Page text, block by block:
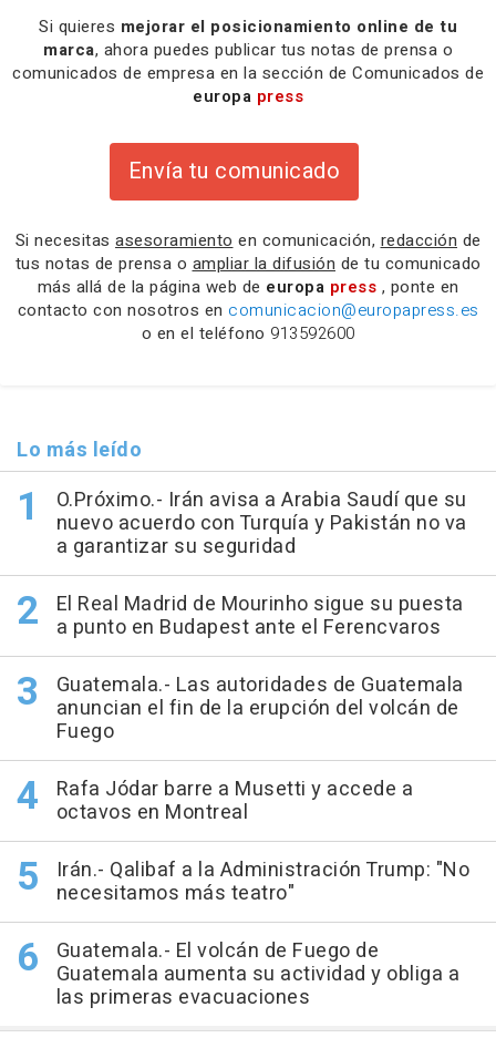
Si quieres mejorar el posicionamiento online de tu
marca, ahora puedes publicar tus notas de prensa o
comunicados de empresa en la sección de Comunicados de
europa press
Envía tu comunicado
Si necesitas asesoramiento en comunicación, redacción de
tus notas de prensa o ampliar la difusión de tu comunicado
más allá de la página web de europa press , ponte en
contacto con nosotros en comunicacion@europapress.es
o en el teléfono 913592600
Lo más leído
O.Próximo.- Irán avisa a Arabia Saudí que su
nuevo acuerdo con Turquía y Pakistán no va
a garantizar su seguridad
El Real Madrid de Mourinho sigue su puesta
a punto en Budapest ante el Ferencvaros
Guatemala.- Las autoridades de Guatemala
anuncian el fin de la erupción del volcán de
Fuego
Rafa Jódar barre a Musetti y accede a
octavos en Montreal
Irán.- Qalibaf a la Administración Trump: "No
necesitamos más teatro"
Guatemala.- El volcán de Fuego de
Guatemala aumenta su actividad y obliga a
las primeras evacuaciones